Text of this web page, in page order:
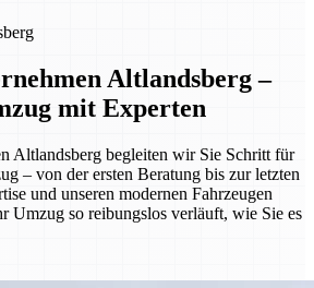
Altlandsberg –
mit Experten
Altlandsberg begleiten wir Sie Schritt für
– von der ersten Beratung bis zur letzten
und unseren modernen Fahrzeugen
Umzug so reibungslos verläuft, wie Sie es